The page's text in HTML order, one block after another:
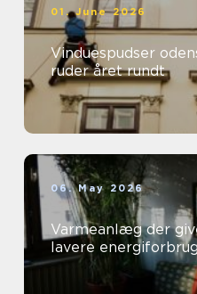
01. June 2026
Vinduespudser odense sådan får du
ruder året rundt
06. May 2026
Varmeanlæg der
lavere energiforbrug